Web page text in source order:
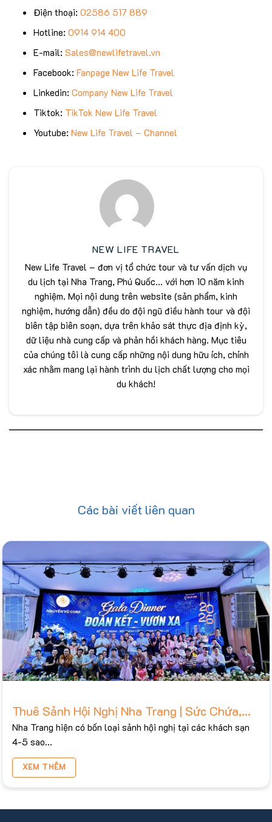
Điện thoại: 02586 517 889
Hotline: 0914 914 400
E-mail: Sales@newlifetravel.vn
Facebook: Fanpage New Life Travel
Linkedin: Company New Life Travel
Tiktok: TikTok New Life Travel
Youtube: New Life Travel – Channel
NEW LIFE TRAVEL
New Life Travel – đơn vị tổ chức tour và tư vấn dịch vụ
du lịch tại Nha Trang, Phú Quốc... với hơn 10 năm kinh
nghiệm. Mọi nội dung trên website (sản phẩm, kinh
nghiệm, hướng dẫn) đều do đội ngũ điều hành tour và đội
biên tập biên soạn, dựa trên khảo sát thực địa định kỳ,
dữ liệu nhà cung cấp và phản hồi khách hàng. Mục tiêu
của chúng tôi là cung cấp những nội dung hữu ích, chính
xác nhằm mang lại hành trình du lịch chất lượng cho mọi
du khách!
Các bài viết liên quan
Thuê Sảnh Hội Nghị Nha Trang | Sức Chứa,
Bảng Giá Tham Khảo 2026
Nha Trang hiện có bốn loại sảnh hội nghị tại các khách sạn
4-5 sao...
XEM THÊM